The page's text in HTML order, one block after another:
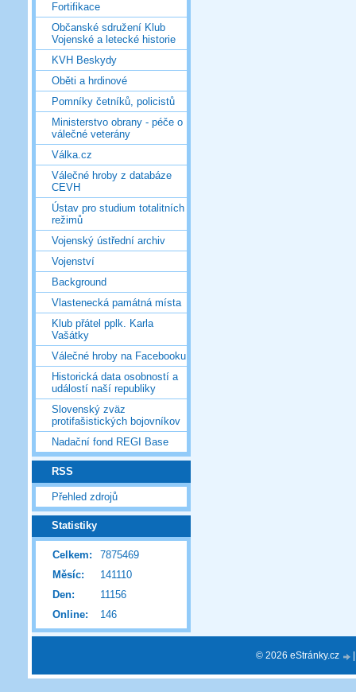
Fortifikace
Občanské sdružení Klub
Vojenské a letecké historie
KVH Beskydy
Oběti a hrdinové
Pomníky četníků, policistů
Ministerstvo obrany - péče o
válečné veterány
Válka.cz
Válečné hroby z databáze
CEVH
Ústav pro studium totalitních
režimů
Vojenský ústřední archiv
Vojenství
Background
Vlastenecká památná místa
Klub přátel pplk. Karla
Vašátky
Válečné hroby na Facebooku
Historická data osobností a
událostí naší republiky
Slovenský zväz
protifašistických bojovníkov
Nadační fond REGI Base
RSS
Přehled zdrojů
Statistiky
Online: 146
Celkem:
7875469
Měsíc:
141110
Den:
11156
© 2026 eStránky.cz